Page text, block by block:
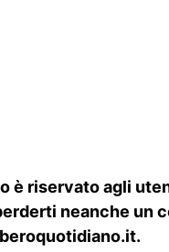
è riservato agli
neanche un